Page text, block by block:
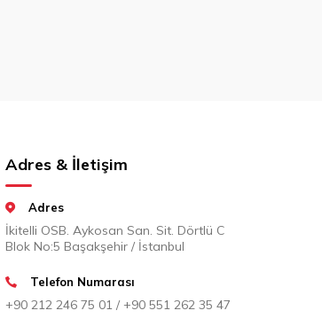
Adres & İletişim
Adres
İkitelli OSB. Aykosan San. Sit. Dörtlü C
Blok No:5 Başakşehir / İstanbul
Telefon Numarası
+90 212 246 75 01 / +90 551 262 35 47